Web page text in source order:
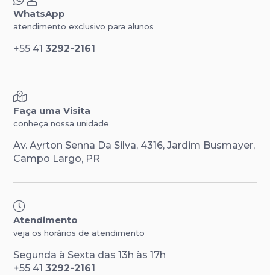
WhatsApp
atendimento exclusivo para alunos
+55 41 3292-2161
Faça uma Visita
conheça nossa unidade
Av. Ayrton Senna Da Silva, 4316, Jardim Busmayer,
Campo Largo, PR
Atendimento
veja os horários de atendimento
Segunda à Sexta das 13h às 17h
+55 41 3292-2161